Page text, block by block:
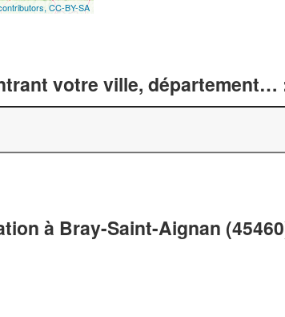
CC-BY-SA
votre ville, département…
à Bray-Saint-Aignan